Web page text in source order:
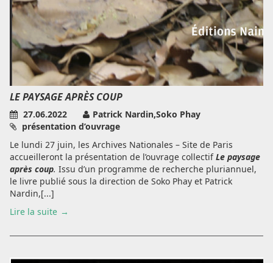
LE PAYSAGE APRÈS COUP
27.06.2022
Patrick Nardin,Soko Phay
présentation d’ouvrage
Le lundi 27 juin, les Archives Nationales – Site de Paris
accueilleront la présentation de l’ouvrage collectifLe paysage
après coup. Issu d’un programme de recherche pluriannuel,
le livre publié sous la direction de Soko Phay et Patrick
Nardin,[...]
Lire la suite